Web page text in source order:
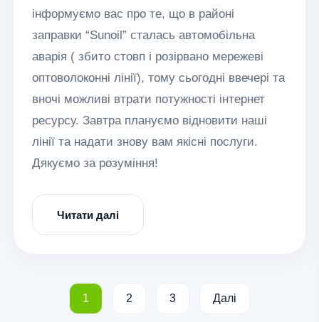
інформуємо вас про те, що в районі
заправки “Sunoil” сталась автомобільна
аварія ( збито стовп і розірвано мережеві
оптоволоконні лінії), тому сьогодні ввечері та
вночі можливі втрати потужності інтернет
ресурсу. Завтра плануємо відновити наші
лінії та надати знову вам якісні послуги.
Дякуємо за розуміння!
Читати далі
Пагінація
записів
1 2 3 Далі